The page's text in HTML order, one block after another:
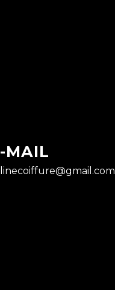
MAIL